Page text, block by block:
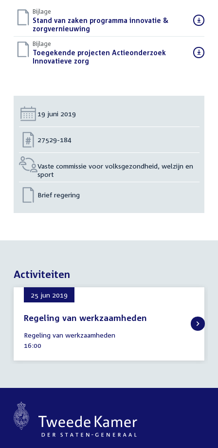
Bijlage
Download
bestand:
Stand van zaken programma innovatie &
zorgvernieuwing
Bijlage
Download
bestand:
Toegekende projecten Actieonderzoek
Innovatieve zorg
Datum:
19 juni 2019
Nummer:
27529-184
Vaste commissie voor volksgezondheid, welzijn en
sport
Brief regering
Activiteiten
25 jun 2019
Regeling van werkzaamheden
juni
2019
Regeling van werkzaamheden
Tijd
16:00